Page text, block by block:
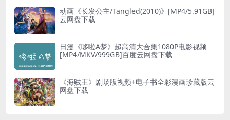
动画《长发公主/Tangled(2010)》[MP4/5.91GB]
云网盘下载
日漫《哆啦A梦》超高清大合集1080P电影视频
[MP4/MKV/999GB]百度云网盘下载
《海贼王》剧场版视频+电子书全彩漫画珍藏版云
网盘下载